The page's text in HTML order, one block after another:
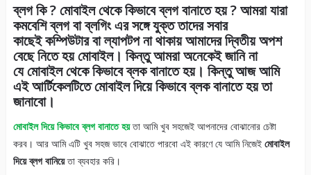
ব্লগ কি ? মোবাইল থেকে কিভাবে ব্লগ বানাতে হয় ? আমরা যারা
কমবেশি ব্লগ বা ব্লগিং এর সঙ্গে যুক্ত তাদের সবার
কাছেইকম্পিউটারবাল্যাপটপনা থাকায় আমাদের দ্বিতীয় অপশ
বেছে নিতে হয়মোবাইল। কিন্তু আমরা অনেকেই জানি না
যেমোবাইল থেকে কিভাবে ব্লক বানাতে হয়। কিন্তু আজ আমি
এই আর্টিকেলটিতেমোবাইল দিয়ে কিভাবে ব্লক বানাতে হয়তা
জানাবো।
মোবাইল দিয়ে কিভাবে ব্লগ বানাতে হয়তা আমি খুব সহজেই আপনাদের বোঝানোর চেষ্টা
করব। আর আমি এটি খুব সহজ ভাবে বোঝাতে পারবো এই কারণে যে আমি নিজেই মোবাইল
দিয়ে ব্লগ বানিয়েতা ব্যবহার করি।